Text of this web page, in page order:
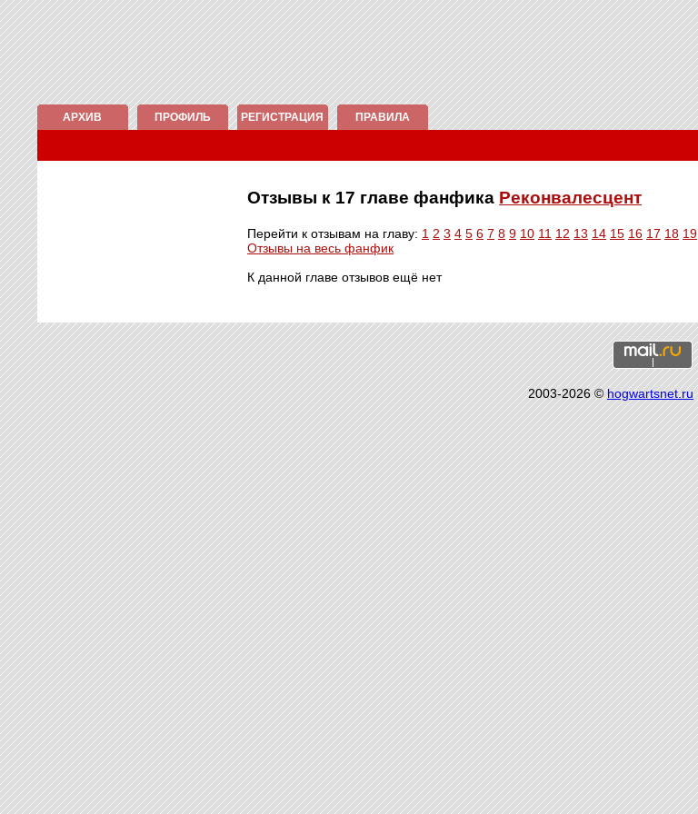
АРХИВ ПРОФИЛЬ РЕГИСТРАЦИЯ ПРАВИЛА
Отзывы к 17 главе фанфика Реконвалесцент
Перейти к отзывам на главу: 1 2 3 4 5 6 7 8 9 10 11 12 13 14 15 16 17 18 19
Отзывы на весь фанфик
К данной главе отзывов ещё нет
2003-2026 ©hogwartsnet.ru